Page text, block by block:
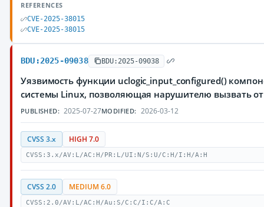
REFERENCES
CVE-2025-38015
CVE-2025-38015
BDU:2025-09038 BDU:2025-09038
Уязвимость функции uclogic_input_configured()
системы Linux, позволяющая нарушителю вызвать
PUBLISHED: 2025-07-27MODIFIED: 2026-03-12
CVSS 3.x HIGH 7.0
CVSS:3.x/AV:L/AC:H/PR:L/UI:N/S:U/C:H/I:H/A:H
CVSS 2.0 MEDIUM 6.0
CVSS:2.0/AV:L/AC:H/Au:S/C:C/I:C/A:C